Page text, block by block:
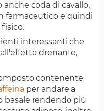
anche coda di cavallo,
farmaceutico e quindi
interessanti che
drenante,
contenente
per andare a
basale rendendo più